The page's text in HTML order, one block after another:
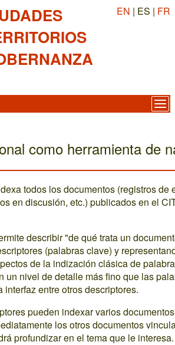
EN | ES | FR
como herramienta de
todos los documentos (registros de
en discusión, etc.) publicados en el
describir "de qué trata un
(palabras clave) y
de la indización clásica de
un nivel de detalle más fino que las
interfaz entre otros descriptores.
pueden indexar varios
los otros documentos
profundizar en el tema que le interesa.